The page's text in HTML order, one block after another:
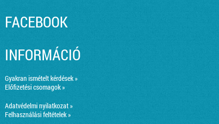
FACEBOOK
INFORMÁCIÓ
Gyakran ismételt kérdések »
Előfizetési csomagok »
Adatvédelmi nyilatkozat »
Felhasználási feltételek »